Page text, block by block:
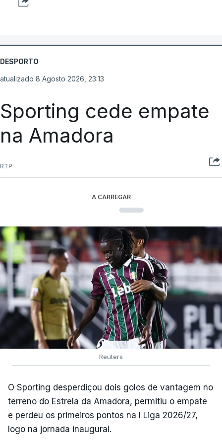
DESPORTO
atualizado 8 Agosto 2026, 23:13
Sporting cede empate
na Amadora
RTP
A CARREGAR
Reuters
O Sporting desperdiçou dois golos de vantagem no
terreno do Estrela da Amadora, permitiu o empate
e perdeu os primeiros pontos na I Liga 2026/27,
logo na jornada inaugural.